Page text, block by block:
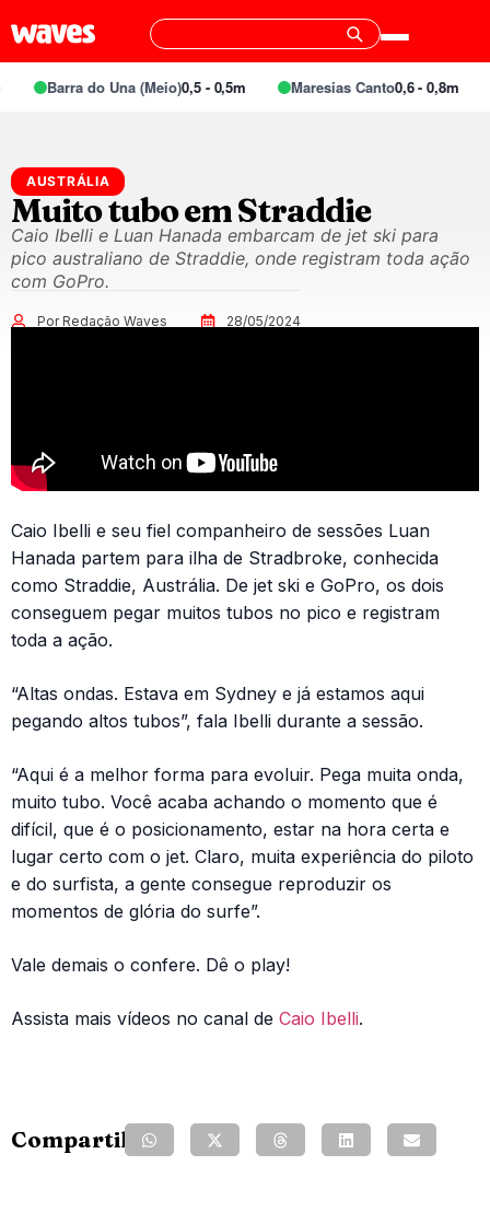
Barra do Una (Meio)0,5 - 0,5m Maresias Canto0,6 - 0,8m
AUSTRÁLIA
Muito tubo em Straddie
Caio Ibelli e Luan Hanada embarcam de jet ski para
pico australiano de Straddie, onde registram toda ação
com GoPro.
Por Redação Waves 28/05/2024
Caio Ibelli e seu fiel companheiro de sessões Luan
Hanada partem para ilha de Stradbroke, conhecida
como Straddie, Austrália. De jet ski e GoPro, os dois
conseguem pegar muitos tubos no pico e registram
toda a ação.
“Altas ondas. Estava em Sydney e já estamos aqui
pegando altos tubos”, fala Ibelli durante a sessão.
“Aqui é a melhor forma para evoluir. Pega muita onda,
muito tubo. Você acaba achando o momento que é
difícil, que é o posicionamento, estar na hora certa e
lugar certo com o jet. Claro, muita experiência do piloto
e do surfista, a gente consegue reproduzir os
momentos de glória do surfe”.
Vale demais o confere. Dê o play!
Assista mais vídeos no canal de Caio Ibelli.
Compartilhe: